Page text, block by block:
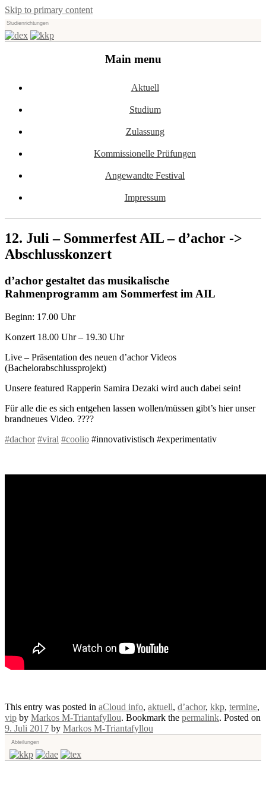
Skip to primary content
dex-kkp
Universität für angewandte Kunst Wien
Studienrichtungen
Main menu
Aktuell
Studium
Zulassung
Kommissionelle Prüfungen
Angewandte Festival
Impressum
12. Juli – Sommerfest AIL – d’achor ->
Abschlusskonzert
d’achor gestaltet das musikalische
Rahmenprogramm am Sommerfest im AIL
Beginn: 17.00 Uhr
Konzert 18.00 Uhr – 19.30 Uhr
Live – Präsentation des neuen d’achor Videos
(Bachelorabschlussprojekt)
Unsere featured Rapperin Samira Dezaki wird auch dabei sein!
Für alle die es sich entgehen lassen wollen/müssen gibt’s hier unser
brandneues Video. ????
#dachor #viral #coolio #innovativistisch #experimentativ
This entry was posted in aCloud info, aktuell, d’achor, kkp, termine,
vip by Markos M-Triantafyllou. Bookmark the permalink. Posted on
9. Juli 2017 by Markos M-Triantafyllou
Abteilungen